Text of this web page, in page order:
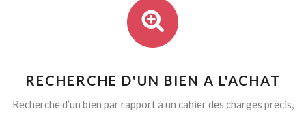
RECHERCHE D'UN BIEN A L'ACHAT
Recherche d’un bien par rapport à un cahier des charges précis,